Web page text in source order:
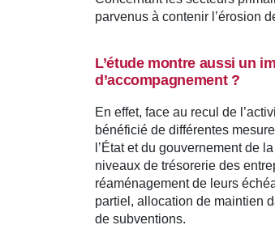
parvenus à contenir l’érosion
L’étude montre aussi un
d’accompagnement ?
En effet, face au recul de
bénéficié de différentes
l’État et du gouvernement de
niveaux de trésorerie des
réaménagement de leurs
partiel, allocation de maintien
de subventions.